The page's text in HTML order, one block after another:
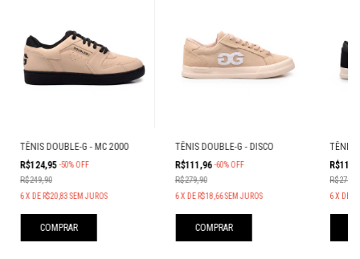
TÊNIS DOUBLE-G - MC 2000
R$124,95-50%OFF
R$249,90
6X DE R$20,83 SEM JUROS
COMPRAR
TÊNIS DOUBLE-G - DISCO
R$111,96-60%OFF
R$279,90
6X DE R$18,66SEM JUROS
COMPRAR
TÊNIS
6X DE